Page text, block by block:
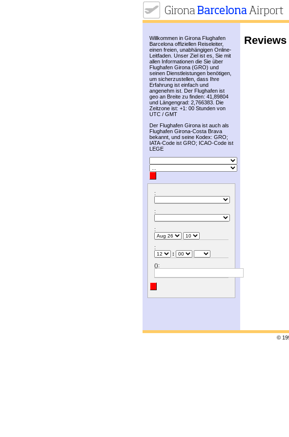
Willkommen in Girona Flughafen
Barcelona offiziellen Reiseleiter,
einen freien, unabhängigen Online-
Leitfaden. Unser Ziel ist es, Sie mit
allen Informationen die Sie über
Flughafen Girona (GRO) und
seinen Dienstleistungen benötigen,
um sicherzustellen, dass Ihre
Erfahrung ist einfach und
angenehm ist. Der Flughafen ist
geo an Breite zu finden: 41,89804
und Längengrad: 2,766383. Die
Zeitzone ist: +1: 00 Stunden von
UTC / GMT
Der Flughafen Girona ist auch als
Flughafen Girona-Costa Brava
bekannt, und seine Kodex: GRO;
IATA-Code ist GRO; ICAO-Code ist
LEGE
:
:
:
:
:
():
©